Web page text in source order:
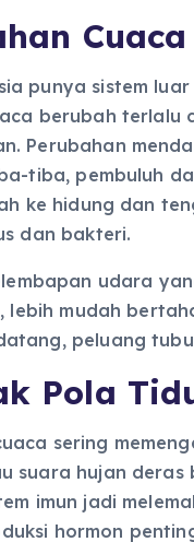
punya sistem
berubah
Perubahan
tiba, pembuluh
ke hidung dan
dan bakteri.
udara
lebih mudah
peluang
Pola
sering
suara hujan
imun jadi
hormon